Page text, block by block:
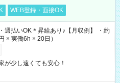
WEB登録・面接OK
払いOK＊昇給あり♪【月収例】 ・約
× 実働6h × 20日）
少し遠くても安心！